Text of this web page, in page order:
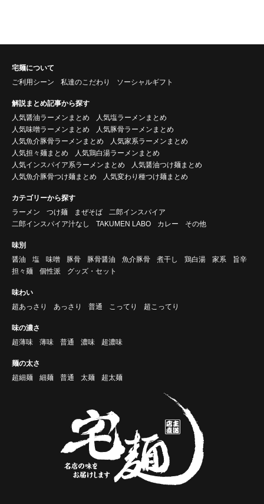
宅麺について
ご利用シーン
私達のこだわり ソーシャルギフト
解説まとめ記事から探す
人気醤油ラーメンまとめ
人気塩ラーメンまとめ
人気味噌ラーメンまとめ
人気豚骨ラーメンまとめ
人気魚介豚骨ラーメンまとめ
人気家系ラーメンまとめ
人気担々麺まとめ
人気鶏白湯ラーメンまとめ
人気インスパイア系ラーメンまとめ
人気醤油つけ麺まとめ
人気魚介豚骨つけ麺まとめ
人気変わり種つけ麺まとめ
カテゴリーから探す
ラーメン
つけ麺 まぜそば
二郎インスパイア
二郎インスパイア汁なし
TAKUMEN LABO カレー その他
味別
醤油
塩 味噌 豚骨 豚骨醤油 魚介豚骨 煮干し 鶏白湯 家系
旨辛
担々麺
個性派 グッズ・セット
味わい
超あっさり
あっさり 普通 こってり 超こってり
味の濃さ
超薄味
薄味 普通 濃味 超濃味
麺の太さ
超細麺
細麺 普通 太麺 超太麺